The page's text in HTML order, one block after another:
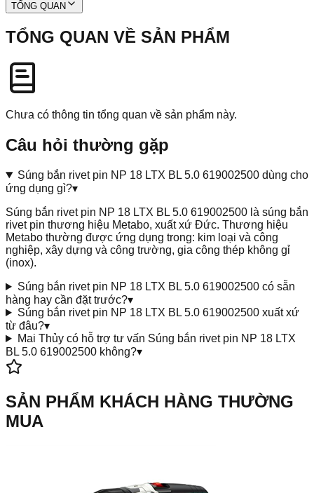
TỔNG QUAN
TỔNG QUAN VỀ SẢN PHẨM
Chưa có thông tin tổng quan về sản phẩm này.
Câu hỏi thường gặp
Súng bắn rivet pin NP 18 LTX BL 5.0 619002500 dùng cho
ứng dụng gì?▾
Súng bắn rivet pin NP 18 LTX BL 5.0 619002500 là súng bắn
rivet pin thương hiệu Metabo, xuất xứ Đức. Thương hiệu
Metabo thường được ứng dụng trong: kim loại và công
nghiệp, xây dựng và công trường, gia công thép không gỉ
(inox).
Súng bắn rivet pin NP 18 LTX BL 5.0 619002500 có sẵn
hàng hay cần đặt trước?▾
Súng bắn rivet pin NP 18 LTX BL 5.0 619002500 xuất xứ
từ đâu?▾
Mai Thủy có hỗ trợ tư vấn Súng bắn rivet pin NP 18 LTX
BL 5.0 619002500 không?▾
SẢN PHẨM KHÁCH HÀNG THƯỜNG
MUA